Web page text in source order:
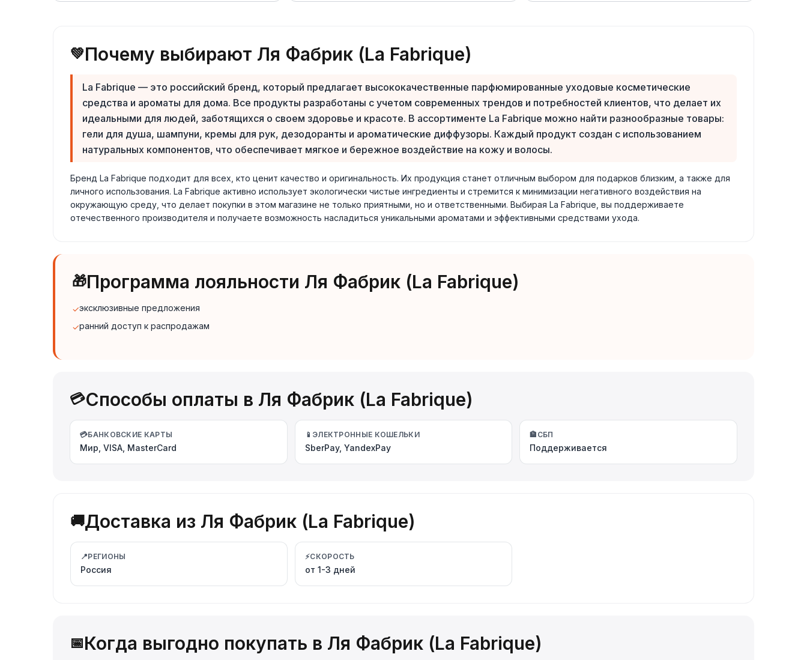
💚Почему выбирают Ля Фабрик (La Fabrique)
La Fabrique — это российский бренд, который предлагает высококачественные парфюмированные уходовые косметические
средства и ароматы для дома. Все продукты разработаны с учетом современных трендов и потребностей клиентов, что делает их
идеальными для людей, заботящихся о своем здоровье и красоте. В ассортименте La Fabrique можно найти разнообразные товары:
гели для душа, шампуни, кремы для рук, дезодоранты и ароматические диффузоры. Каждый продукт создан с использованием
натуральных компонентов, что обеспечивает мягкое и бережное воздействие на кожу и волосы.
Бренд La Fabrique подходит для всех, кто ценит качество и оригинальность. Их продукция станет отличным выбором для подарков близким, а также для
личного использования. La Fabrique активно использует экологически чистые ингредиенты и стремится к минимизации негативного воздействия на
окружающую среду, что делает покупки в этом магазине не только приятными, но и ответственными. Выбирая La Fabrique, вы поддерживаете
отечественного производителя и получаете возможность насладиться уникальными ароматами и эффективными средствами ухода.
🎁Программа лояльности Ля Фабрик (La Fabrique)
✓эксклюзивные предложения
✓ранний доступ к распродажам
💳Способы оплаты в Ля Фабрик (La Fabrique)
💳БАНКОВСКИЕ КАРТЫ
Мир, VISA, MasterCard
📱 ЭЛЕКТРОННЫЕ КОШЕЛЬКИ
SberPay, YandexPay
🏦 СБП
Поддерживается
🚚Доставка из Ля Фабрик (La Fabrique)
📍РЕГИОНЫ
Россия
⚡СКОРОСТЬ
от 1-3 дней
📅Когда выгодно покупать в Ля Фабрик (La Fabrique)